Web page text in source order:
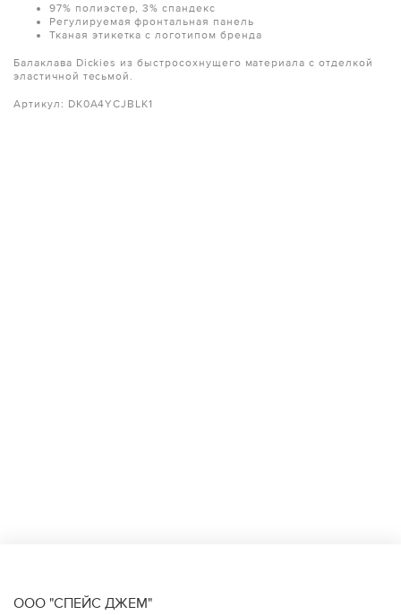
97% полиэстер, 3% спандекс
Регулируемая фронтальная панель
Тканая этикетка с логотипом бренда
Балаклава Dickies из быстросохнущего материала с отделкой
эластичной тесьмой.
Артикул: DK0A4YCJBLK1
ООО "СПЕЙС ДЖЕМ"